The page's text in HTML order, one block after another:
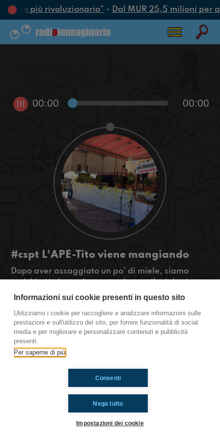
l’atto più rivoluzionario”- Dal MUR 25,5 milioni per
!!! 00:00 00:00
#cspt L'APE-Tito viene mangiando
Dopo aver assaggiato un po' di miele, siamo
carichi più che mai, sapete che con il miele si
possono curare alcune malattie?
#OkkinSu www.radioimmaginaria.it
Castel San Pietro Terme
Ti è piaciuto? Condividilo!
Informazioni sui cookie presenti in questo sito
Utilizziamo i cookie per raccogliere e analizzare informazioni sulle
prestazioni e sull'utilizzo del sito, per fornire funzionalità di social
media e per migliorare e personalizzare contenuti e pubblicità
presenti.
Per saperne di più
Nega tutto
Consenti
Impostazioni dei cookie